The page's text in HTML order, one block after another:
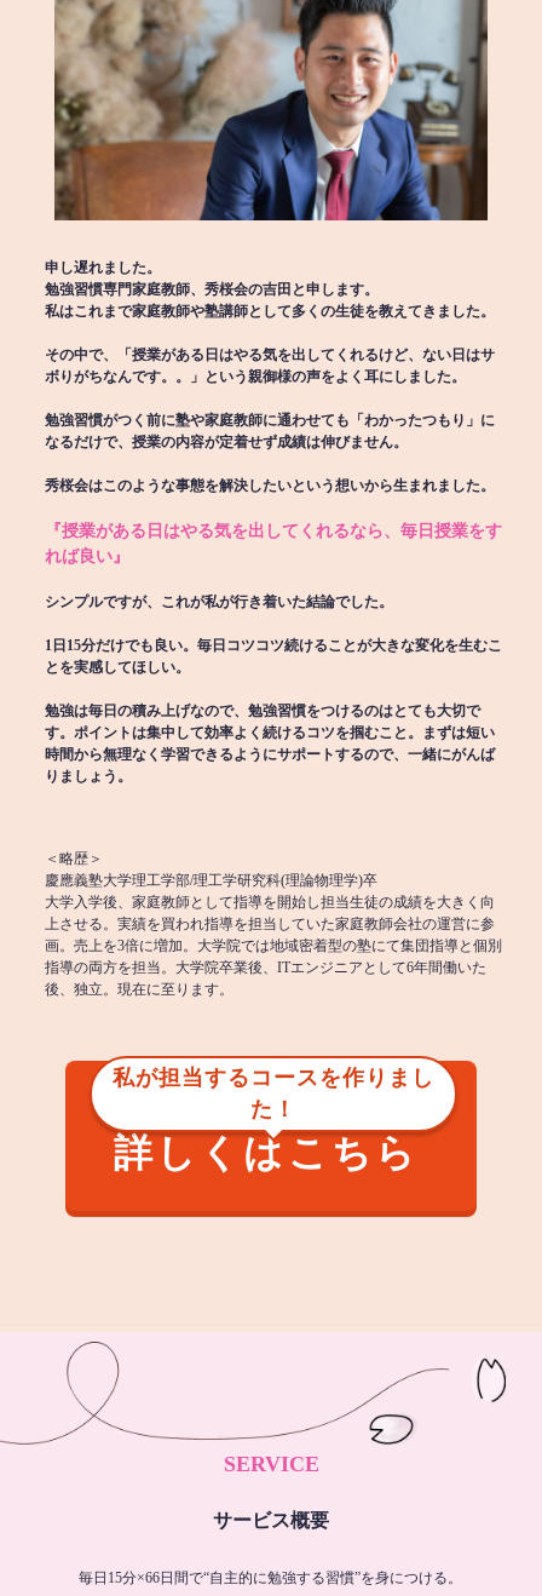
申し遅れました。
勉強習慣専門家庭教師、秀桜会の吉田と申します。
私はこれまで家庭教師や塾講師として多くの生徒を教えてきました。
その中で、「授業がある日はやる気を出してくれるけど、ない日はサ
ボりがちなんです。。」という親御様の声をよく耳にしました。
勉強習慣がつく前に塾や家庭教師に通わせても「わかったつもり」に
なるだけで、授業の内容が定着せず成績は伸びません。
秀桜会はこのような事態を解決したいという想いから生まれました。
『授業がある日はやる気を出してくれるなら、毎日授業をす
れば良い』
シンプルですが、これが私が行き着いた結論でした。
1日15分だけでも良い。毎日コツコツ続けることが大きな変化を生むこ
とを実感してほしい。
勉強は毎日の積み上げなので、勉強習慣をつけるのはとても大切で
す。ポイントは集中して効率よく続けるコツを掴むこと。まずは短い
時間から無理なく学習できるようにサポートするので、一緒にがんば
りましょう。
＜略歴＞
慶應義塾大学理工学部/理工学研究科(理論物理学)卒
大学入学後、家庭教師として指導を開始し担当生徒の成績を大きく向
上させる。実績を買われ指導を担当していた家庭教師会社の運営に参
画。売上を3倍に増加。大学院では地域密着型の塾にて集団指導と個別
指導の両方を担当。大学院卒業後、ITエンジニアとして6年間働いた
後、独立。現在に至ります。
私が担当するコースを作りまし
た！
詳しくはこちら
SERVICE
サービス概要
毎日15分×66日間で“自主的に勉強する習慣”を身につける。